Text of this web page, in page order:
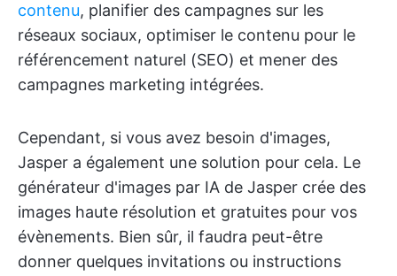
contenu, planifier des campagnes sur les
réseaux sociaux, optimiser le contenu pour le
référencement naturel (SEO) et mener des
campagnes marketing intégrées.
Cependant, si vous avez besoin d'images,
Jasper a également une solution pour cela. Le
générateur d'images par IA de Jasper crée des
images haute résolution et gratuites pour vos
évènements. Bien sûr, il faudra peut-être
donner quelques invitations ou instructions